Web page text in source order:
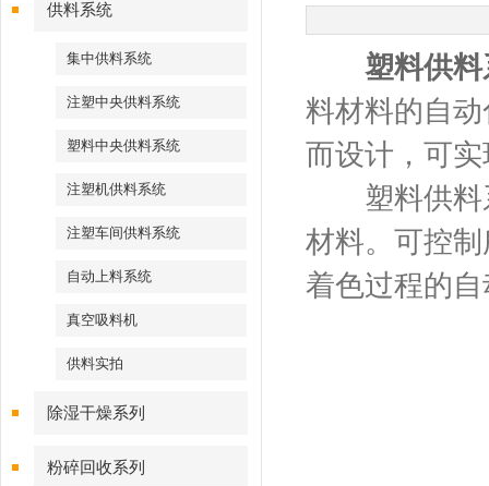
供料系统
集中供料系统
注塑中央供料系统
塑料中央供料系统
注塑机供料系统
注塑车间供料系统
自动上料系统
真空吸料机
供料实拍
除湿干燥系列
粉碎回收系列
塑料供
料材料的自
而设计，可
塑料供料系
材料。可控
着色过程的